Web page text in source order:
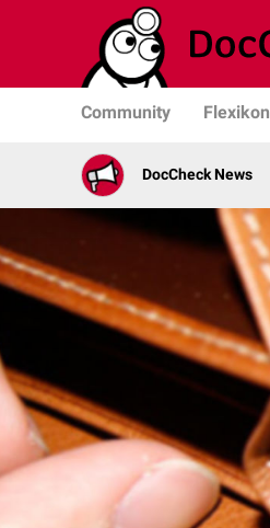
Community Flexikon
DocCheck News